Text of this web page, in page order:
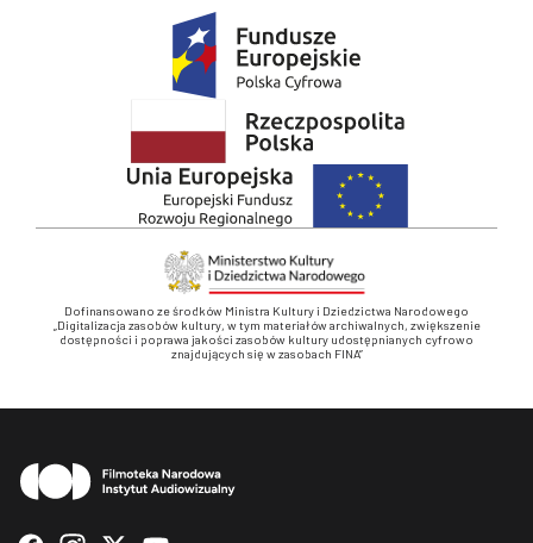
Dofinansowano ze środków Ministra Kultury i Dziedzictwa Narodowego
„Digitalizacja zasobów kultury, w tym materiałów archiwalnych, zwiększenie
dostępności i poprawa jakości zasobów kultury udostępnianych cyfrowo
znajdujących się w zasobach FINA”